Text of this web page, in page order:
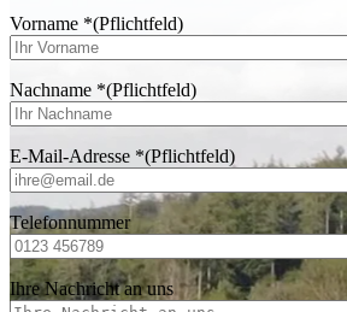
Vorname *(Pflichtfeld)
Nachname *(Pflichtfeld)
E-Mail-Adresse *(Pflichtfeld)
Telefonnummer
Ihre Nachricht an uns